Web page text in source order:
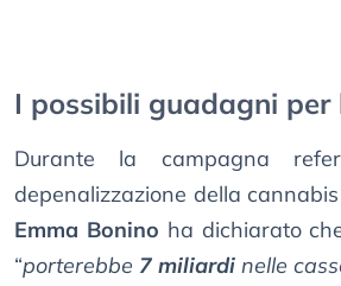
I possibili guadagni per
Durante la campagna
depenalizzazione della
Emma Bonino ha dichiarato
“porterebbe 7 miliardi nelle